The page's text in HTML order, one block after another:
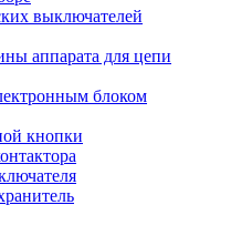
выключателей
аппарата для цепи
блоком
кнопки